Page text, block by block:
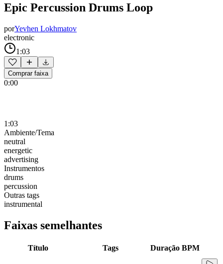
Epic Percussion Drums Loop
porYevhen Lokhmatov
electronic
1:03
Comprar faixa
0:00
1:03
Ambiente/Tema
neutral
energetic
advertising
Instrumentos
drums
percussion
Outras tags
instrumental
Faixas semelhantes
Título Tags Duração BPM